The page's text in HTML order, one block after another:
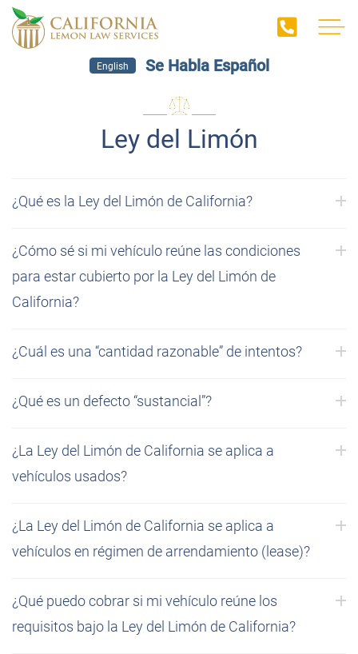
English Se Habla Español
Ley del Limón
¿Qué es la Ley del Limón de California?
¿Cómo sé si mi vehículo reúne las condiciones
para estar cubierto por la Ley del Limón de
California?
¿Cuál es una “cantidad razonable” de intentos?
¿Qué es un defecto “sustancial”?
¿La Ley del Limón de California se aplica a
vehículos usados?
¿La Ley del Limón de California se aplica a
vehículos en régimen de arrendamiento (lease)?
¿Qué puedo cobrar si mi vehículo reúne los
requisitos bajo la Ley del Limón de California?